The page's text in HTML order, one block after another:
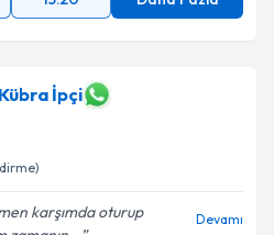
15:20 Daha Fazla
İpçi
karşımda oturup